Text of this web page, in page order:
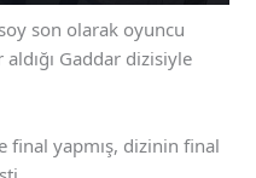
son olarak oyuncu
Gaddar dizisiyle
final yapmış, dizinin final